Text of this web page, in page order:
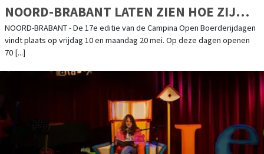
NOORD-BRABANT LATEN ZIEN HOE ZIJ
BIJDRAGEN AAN EEN BETERE MORGEN
NOORD-BRABANT - De 17e editie van de Campina Open Boerderijdagen
vindt plaats op vrijdag 10 en maandag 20 mei. Op deze dagen openen
70 [...]